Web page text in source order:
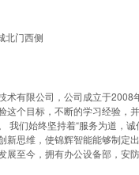
北门西侧
术有限公司，公司成立于
这个目标，不断的学习经验，
我们始终坚持着“服务为道，
新思维，使锦辉智能能够制定
展至今，拥有办公设备部，安